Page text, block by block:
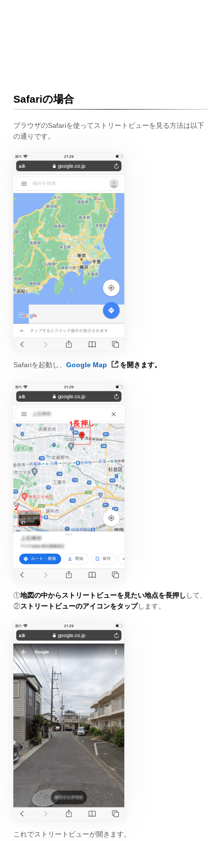
Safariの場合
ブラウザのSafariを使ってストリートビューを見る方法は以下
の通りです。
Safariを起動し、 Google Map を開きます。
①地図の中からストリートビューを見たい地点を長押し して、
②ストリートビューのアイコンをタップします。
これでストリートビューが開きます。